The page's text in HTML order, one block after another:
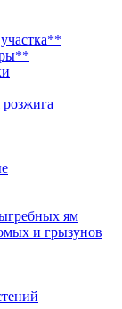
розжига
ям
и грызунов